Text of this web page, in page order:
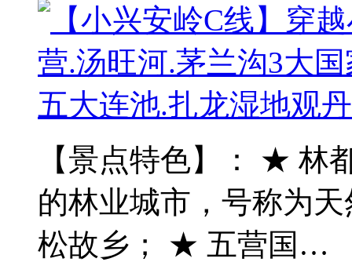
【景点特色】： ★ 林
的林业城市，号称为
松故乡； ★ 五营国…